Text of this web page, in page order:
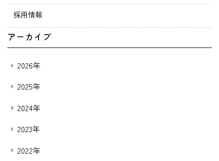
採用情報
アーカイブ
2026年
2025年
2024年
2023年
2022年